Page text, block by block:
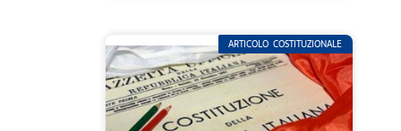
ARTICOLO COSTITUZIONALE